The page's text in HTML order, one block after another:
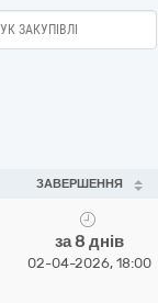
ЗАВЕРШЕННЯ
за 8 днів
02-04-2026, 18:00